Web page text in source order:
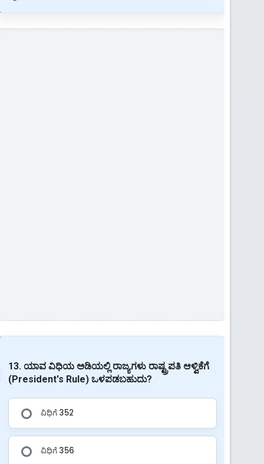
13. ಯಾವ ವಿಧಿಯ ಅಡಿಯಲ್ಲಿ ರಾಜ್ಯಗಳು ರಾಷ್ಟ್ರಪತಿ ಆಳ್ವಿಕೆಗೆ
(President's Rule) ಒಳಪಡಬಹುದು?
ವಿಧಿಗೆ 352
ವಿಧಿಗೆ 356